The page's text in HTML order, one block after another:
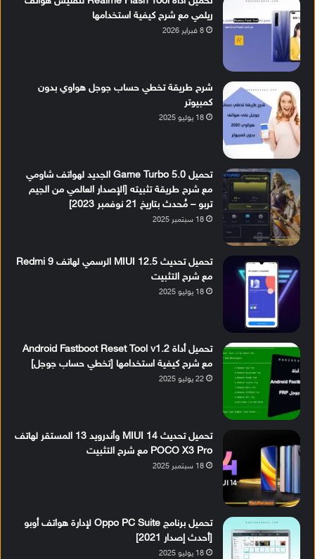
ريلمي مع شرح كيفية استخدامها
8 فبراير 2026
شرح طريقة تخطي حساب جوجل هواوي بدون
كمبيوتر
18 يوليو 2025
تحميل Game Turbo 5.0 الجديد لهواتف شاومي
مع شرح طريقة تثبيته [الإصدار العالمي من الجيم
تربو – مُحدث بتاريخ 21 نوفمبر 2023]
18 سبتمبر 2025
تحميل تحديث MIUI 12.5 الرسمي لهاتف Redmi 9
مع شرح التثبيت
18 يوليو 2025
تحميل أداة Android Fastboot Reset Tool v1.2
مع شرح كيفية استخدامها [تخطي حساب جوجل]
22 يوليو 2025
تحميل تحديث MIUI 14 وأندرويد 13 المستقر لهاتف
POCO X3 Pro مع شرح التثبيت
18 سبتمبر 2025
تحميل برنامج Oppo PC Suite لإدارة هواتف أوبو
[أحدث إصدار 2021]
18 يوليو 2025